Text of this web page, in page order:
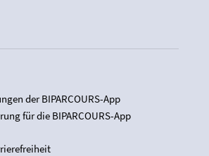
der BIPARCOURS-App
für die BIPARCOURS-App